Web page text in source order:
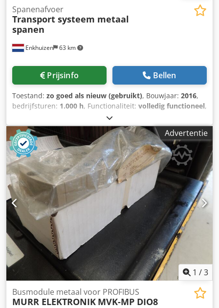
Enkhuizen 63 km
Spanenafvoer
Transport systeem metaal
spanen
Prijsinfo Bellen
Toestand: zo goed als nieuw (gebruikt), Bouwjaar: 2016,
bedrijfsturen: 1.000 h, Functionaliteit: volledig functioneel,
Sleepketting transport systemen ( 5 x) in uitstekende staat (
slecht enkle maanden gebruikt Dwjdpfx Abjyc Nfgeaja
Advertentie
1 /3
Busmodule metaal voor PROFIBUS
MURR ELEKTRONIK MVK-MP DIO8